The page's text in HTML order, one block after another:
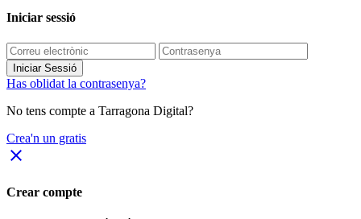
Iniciar sessió
Iniciar Sessió
Has oblidat la contrasenya?
No tens compte a Tarragona Digital?
Crea'n un gratis
close
Crear compte